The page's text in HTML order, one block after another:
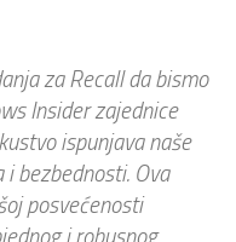
za Recall da bismo
Insider zajednice
ispunjava naše
bezbednosti. Ova
posvećenosti